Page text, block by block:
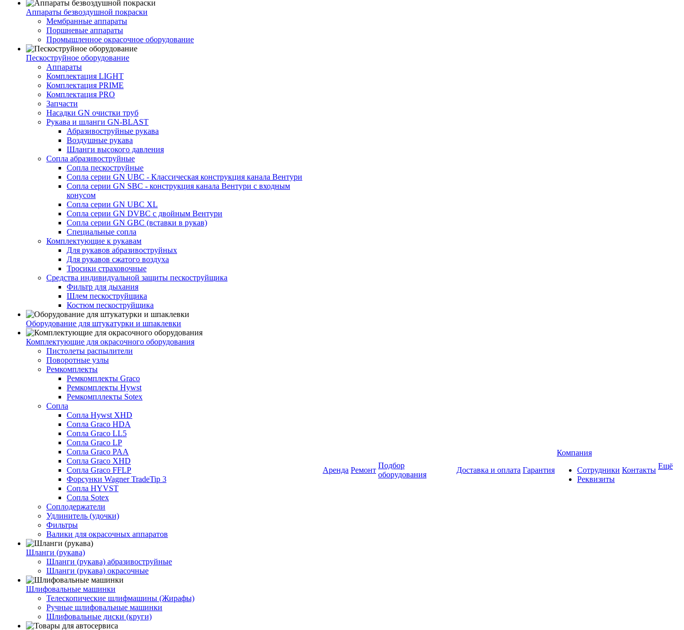
Аппараты безвоздушной покраски
Мембранные аппараты
Поршневые аппараты
Промышленное окрасочное оборудование
Пескоструйное оборудование
Аппараты
Комплектация LIGHT
Комплектация PRIME
Комплектация PRO
Запчасти
Насадки GN очистки труб
Рукава и шланги GN-BLAST
Абразивоструйные рукава
Воздушные рукава
Шланги высокого давления
Сопла абразивоструйные
Сопла пескоструйные
Сопла серии GN UBC - Классическая конструкция канала Вентури
Сопла серии GN SBC - конструкция канала Вентури c входным
конусом
Сопла серии GN UBC XL
Сопла серии GN DVBC с двойным Вентури
Сопла серии GN GBC (вставки в рукав)
Специальные сопла
Комплектующие к рукавам
Для рукавов абразивоструйных
Для рукавов сжатого воздуха
Тросики страховочные
Средства индивидуальной защиты пескоструйщика
Фильтр для дыхания
Шлем пескоструйщика
Костюм пескоструйщика
Оборудование для штукатурки и шпаклевки
Комплектующие для окрасочного оборудования
Пистолеты распылители
Поворотные узлы
Ремкомплекты
Ремкомплекты Graco
Ремкомплекты Hywst
Ремкомпллекты Sotex
Сопла
Сопла Hywst XHD
Сопла Graco HDA
Сопла Graco LL5
Сопла Graco LP
Сопла Graco PAA
Сопла Graco XHD
Сопла Graco FFLP
Форсунки Wagner TradeTip 3
Сопла HYVST
Сопла Sotex
Соплодержатели
Удлинитель (удочки)
Фильтры
Валики для окрасочных аппаратов
Шланги (рукава)
Шланги (рукава) абразивоструйные
Шланги (рукава) окрасочные
Шлифовальные машинки
Телескопические шлифмашины (Жирафы)
Ручные шлифовальные машинки
Шлифовальные диски (круги)
Аренда Ремонт
Подбор
оборудования
Доставка и оплата Гарантия
Компания
Сотрудники
Реквизиты
Контакты Ещё